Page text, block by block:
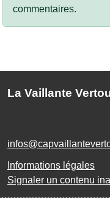
commentaires.
La Vaillante
Informations légales
Signaler un contenu